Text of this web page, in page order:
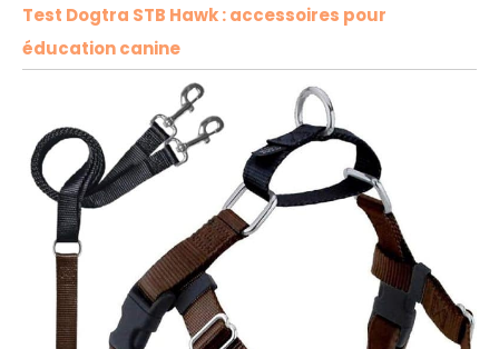
Test Dogtra STB Hawk : accessoires pour
éducation canine